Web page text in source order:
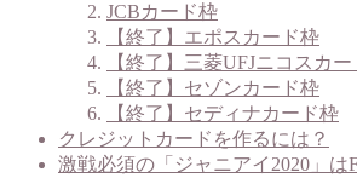
JCBカード枠
【終了】エポスカード枠
【終了】三菱UFJニコスカ
【終了】セゾンカード枠
【終了】セディナカード枠
クレジットカードを作るには？
激戦必須の「ジャニアイ2020」